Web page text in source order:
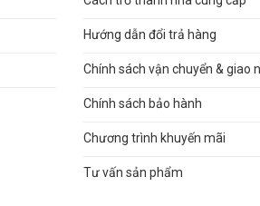
Hướng dẫn đổi trả hàng
Chính sách vận chuyển & giao
Chính sách bảo hành
Chương trình khuyến mãi
Tư vấn sản phẩm